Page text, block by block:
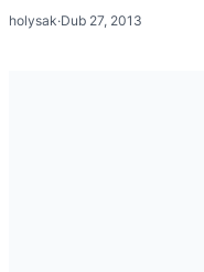
holysak·Dub 27, 2013